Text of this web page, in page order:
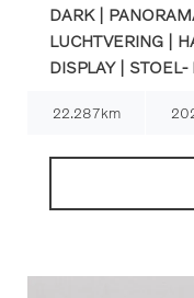
DARK |
LUCHTVERING |
DISPLAY | STOEL-
22.287km